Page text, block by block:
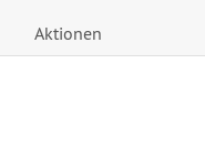
Aktionen